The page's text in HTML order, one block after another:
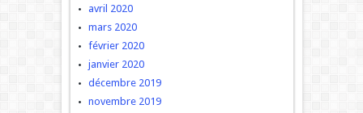
avril 2020
mars 2020
février 2020
janvier 2020
décembre 2019
novembre 2019